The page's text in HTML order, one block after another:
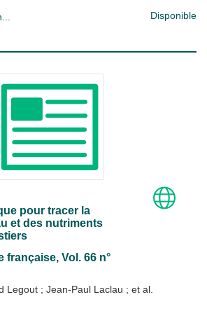
Disponible
pour tracer la
et des nutriments
française, Vol. 66 n°
Legout ; Jean-Paul Laclau ; et al.